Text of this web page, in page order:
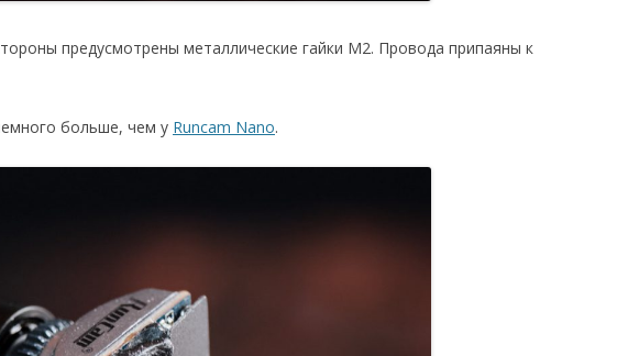
предусмотрены металлические гайки M2. Провода припаяны к
больше, чем у Runcam Nano.